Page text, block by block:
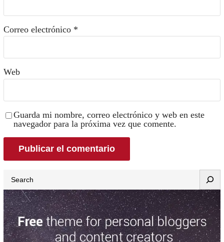
Correo electrónico *
Web
Guarda mi nombre, correo electrónico y web en este
navegador para la próxima vez que comente.